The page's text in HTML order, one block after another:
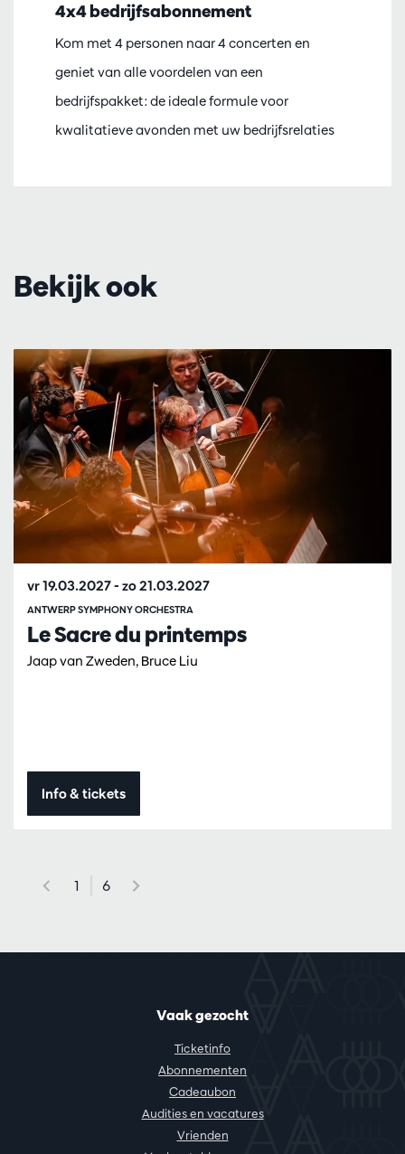
4x4 bedrijfsabonnement
Kom met 4 personen naar 4 concerten en
geniet van alle voordelen van een
bedrijfspakket: de ideale formule voor
kwalitatieve avonden met uw bedrijfsrelaties
Bekijk ook
Le Sacre du printemps
Jaap van Zweden, Bruce Liu
ANTWERP SYMPHONY ORCHESTRA
vr 19.03.2027- zo 21.03.2027
Info & tickets
1 6
Vaak gezocht
Ticketinfo
Abonnementen
Cadeaubon
Audities en vacatures
Vrienden